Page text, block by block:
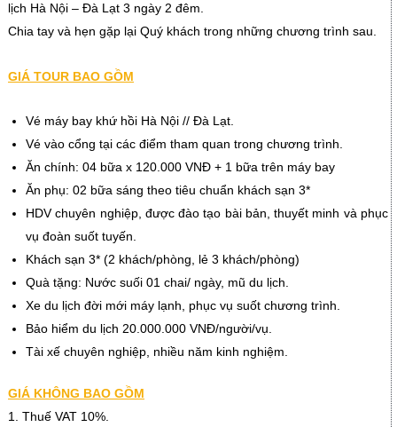
lịch Hà Nội – Đà Lạt 3 ngày 2 đêm.
Chia tay và hẹn gặp lại Quý khách trong những chương trình sau.
GIÁ TOUR BAO GỒM
Vé máy bay khứ hồi Hà Nội // Đà Lạt.
Vé vào cổng tại các điểm tham quan trong chương trình.
Ăn chính: 04 bữa x 120.000 VNĐ + 1 bữa trên máy bay
Ăn phụ: 02 bữa sáng theo tiêu chuẩn khách sạn 3*
HDV chuyên nghiệp, được đào tạo bài bản, thuyết minh và phục
vụ đoàn suốt tuyến.
Khách sạn 3* (2 khách/phòng, lẻ 3 khách/phòng)
Quà tặng: Nước suối 01 chai/ ngày, mũ du lịch.
Xe du lịch đời mới máy lạnh, phục vụ suốt chương trình.
Bảo hiểm du lịch 20.000.000 VNĐ/người/vụ.
Tài xế chuyên nghiệp, nhiều năm kinh nghiệm.
GIÁ KHÔNG BAO GỒM
1. Thuế VAT 10%.